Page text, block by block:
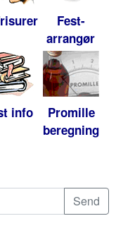
Fest-
arrangør
info
Promille
beregning